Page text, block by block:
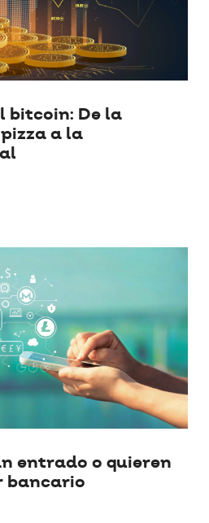
bitcoin: De la
a la
entrado o quieren
bancario